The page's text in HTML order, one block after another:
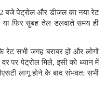
बजे पेट्रोल और डीजल का नया रेट
या फिर सुबह तेल डलवाते समय ही
सभी जगह बराबर हों और लोगों
पर पेट्रोल मिले, इसी को ध्यान में
लागू होने के बाद संभवत: सभी